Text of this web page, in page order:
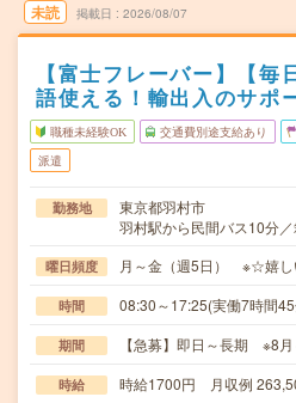
未読 掲載日 2026/08/07
【富士フレーバー】【毎
語使える！輸出入のサポ
職種未経験OK 交通費別途支給あり
派遣
勤務地
東京都羽村市
羽村駅から民間バス10分
曜日頻度 月～金（週5日） ※☆嬉し
時間 08:30～17:25(実働7時間
期間 【急募】即日～長期 ※8月
時給 時給1700円 月収例